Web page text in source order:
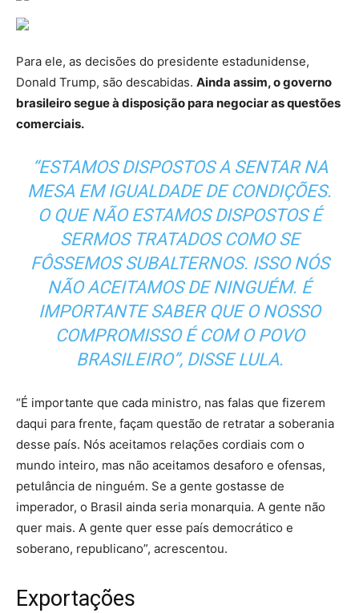
Para ele, as decisões do presidente estadunidense,
Donald Trump, são descabidas. Ainda assim, o governo
brasileiro segue à disposição para negociar as questões
comerciais.
“ESTAMOS DISPOSTOS A SENTAR NA
MESA EM IGUALDADE DE CONDIÇÕES.
O QUE NÃO ESTAMOS DISPOSTOS É
SERMOS TRATADOS COMO SE
FÔSSEMOS SUBALTERNOS. ISSO NÓS
NÃO ACEITAMOS DE NINGUÉM. É
IMPORTANTE SABER QUE O NOSSO
COMPROMISSO É COM O POVO
BRASILEIRO”, DISSE LULA.
“É importante que cada ministro, nas falas que fizerem
daqui para frente, façam questão de retratar a soberania
desse país. Nós aceitamos relações cordiais com o
mundo inteiro, mas não aceitamos desaforo e ofensas,
petulância de ninguém. Se a gente gostasse de
imperador, o Brasil ainda seria monarquia. A gente não
quer mais. A gente quer esse país democrático e
soberano, republicano”, acrescentou.
Exportações